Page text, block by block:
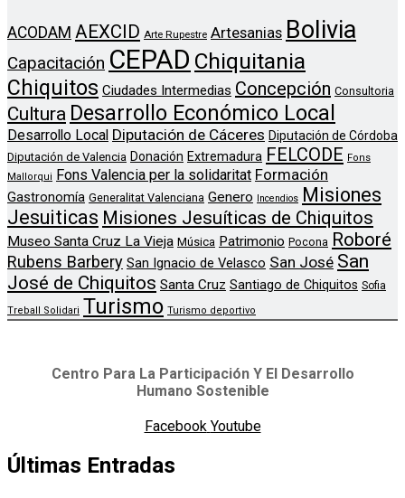
ACODAM AEXCID Arte Rupestre Artesanias Bolivia
Capacitación CEPAD Chiquitania
Chiquitos Ciudades Intermedias Concepción Consultoria
Cultura Desarrollo Económico Local
Desarrollo Local Diputación de Cáceres Diputación de Córdoba
Diputación de Valencia Donación Extremadura FELCODE Fons
Mallorqui Fons Valencia per la solidaritat Formación
Gastronomía Generalitat Valenciana Genero Incendios Misiones
Jesuiticas Misiones Jesuíticas de Chiquitos
Museo Santa Cruz La Vieja Música Patrimonio Pocona Roboré
Rubens Barbery San Ignacio de Velasco San José San
José de Chiquitos Santa Cruz Santiago de Chiquitos Sofia
Treball Solidari Turismo Turismo deportivo
Centro Para La Participación Y El Desarrollo
Humano Sostenible
Facebook Youtube
Últimas Entradas